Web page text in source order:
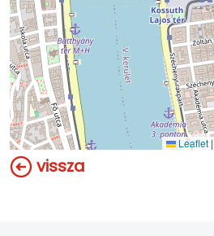
Leaflet |
vissza